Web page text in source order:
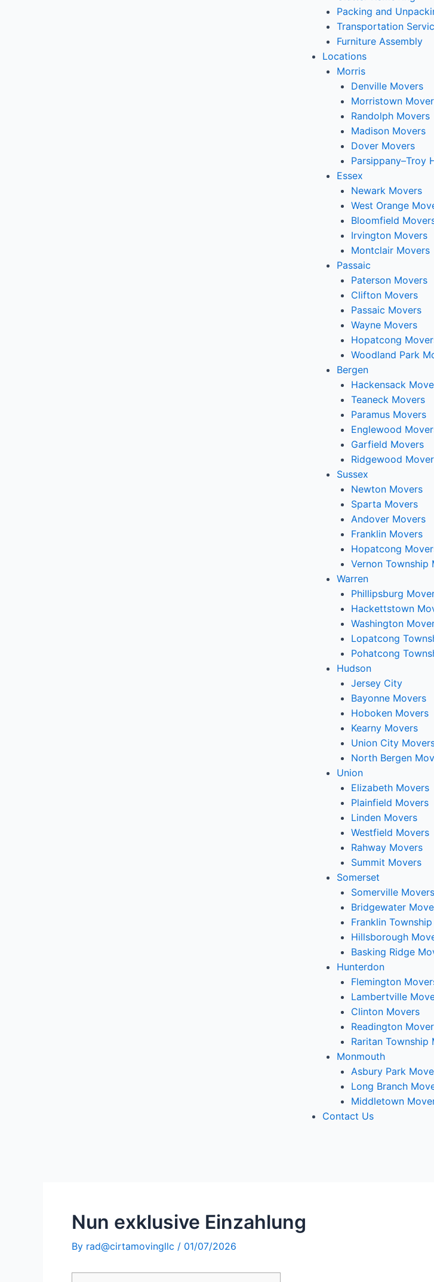
Packing and
Transportation
Furniture Assembly
Locations
Morris
Denville Movers
Morristown
Randolph Movers
Madison Movers
Dover Movers
Parsippany–Troy
Essex
Newark Movers
West Orange
Bloomfield
Irvington Movers
Montclair Movers
Passaic
Paterson Movers
Clifton Movers
Passaic Movers
Wayne Movers
Hopatcong
Woodland Park
Bergen
Hackensack
Teaneck Movers
Paramus Movers
Englewood
Garfield Movers
Ridgewood
Sussex
Newton Movers
Sparta Movers
Andover Movers
Franklin Movers
Hopatcong
Vernon Township
Warren
Phillipsburg
Hackettstown
Washington
Lopatcong
Pohatcong
Hudson
Jersey City
Bayonne Movers
Hoboken Movers
Kearny Movers
Union City
North Bergen
Union
Elizabeth Movers
Plainfield Movers
Linden Movers
Westfield Movers
Rahway Movers
Summit Movers
Somerset
Somerville Movers
Bridgewater
Franklin
Hillsborough
Basking Ridge
Hunterdon
Flemington
Lambertville
Clinton Movers
Readington
Raritan Township
Monmouth
Asbury Park
Long Branch
Middletown
Contact Us
Nun exklusive Einzahlung
By rad@cirtamovingllc / 01/07/2026